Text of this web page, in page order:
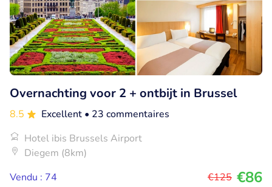
Overnachting voor 2 + ontbijt in Brussel
8.5 Excellent • 23 commentaires
Hotel ibis Brussels Airport
Diegem (8km)
Vendu : 74
€125 €86